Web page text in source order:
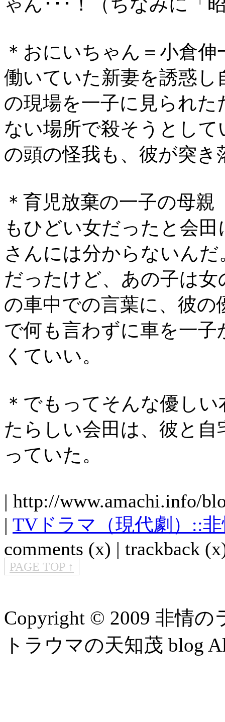
ゃん･･･！（ちなみに「
＊おにいちゃん＝小倉
働いていた新妻を誘惑
の現場を一子に見られ
ない場所で殺そうとし
の頭の怪我も、彼が突
＊育児放棄の一子の母
もひどい女だったと会
さんには分からないん
だったけど、あの子は
の車中での言葉に、彼
で何も言わずに車を一
くていい。
＊でもってそんな優し
たらしい会田は、彼と
っていた。
| http://www.amachi.info/
| TVドラマ（現代劇）::
comments (x) | trackback
PAGE TOP ↑
Copyright © 2009 非情
トラウマの天知茂 blog